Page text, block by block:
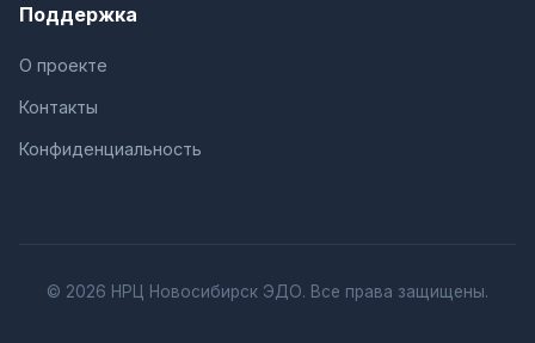
Поддержка
О проекте
Контакты
Конфиденциальность
© 2026 НРЦ Новосибирск ЭДО. Все права защищены.